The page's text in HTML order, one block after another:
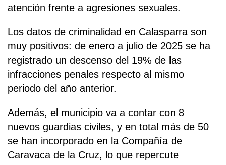
atención frente a agresiones sexuales.
Los datos de criminalidad en Calasparra son
muy positivos: de enero a julio de 2025 se ha
registrado un descenso del 19% de las
infracciones penales respecto al mismo
periodo del año anterior.
Además, el municipio va a contar con 8
nuevos guardias civiles, y en total más de 50
se han incorporado en la Compañía de
Caravaca de la Cruz, lo que repercute